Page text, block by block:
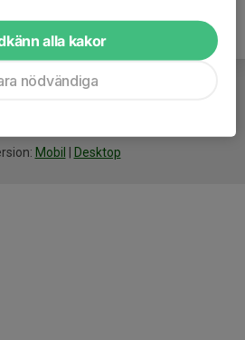
Mobil Desktop
alla kakor
nödvändiga